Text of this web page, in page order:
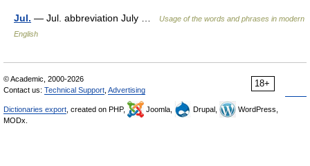
Jul. — Jul. abbreviation July …
Usage of the words and phrases in modern
English
18+
© Academic, 2000-2026
Contact us: Technical Support Advertising
Dictionaries export , created on PHP, Joomla, Drupal,
WordPress,
MODx.